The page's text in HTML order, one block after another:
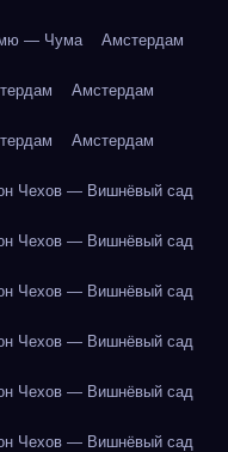
— Чума Амстердам
Амстердам
Амстердам
Чехов — Вишнёвый сад
Чехов — Вишнёвый сад
Чехов — Вишнёвый сад
Чехов — Вишнёвый сад
Чехов — Вишнёвый сад
Чехов — Вишнёвый сад